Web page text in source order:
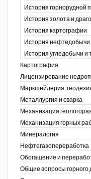
История горнорудной
История золота и
История картографии
История нефтедобычи
История угледобычи и
Картография
Лицензирование
Маркшейдерия,
Металлургия и сварка
Механизация
Механизация горных
Минералогия
Нефтегазопереработка
Обогащение и
Общие вопросы горного